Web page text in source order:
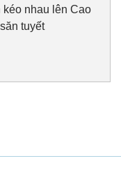
kéo nhau lên Cao
tuyết